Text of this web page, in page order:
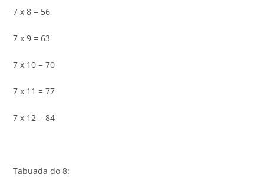
7 x 8 = 56
7 x 9 = 63
7 x 10 = 70
7 x 11 = 77
7 x 12 = 84
Tabuada do 8: